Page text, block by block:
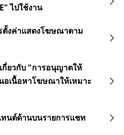
ไปใช้งาน
ตั้งค่าแสดงโฆษณาตาม
ยวกับ "การอนุญาตให้
อเนื้อหาโฆษณาให้เหมาะ
นต์ด้านบนรายการแชท